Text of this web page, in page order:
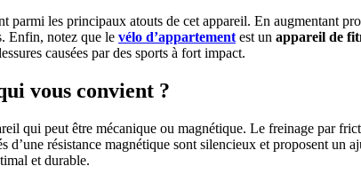
parmi les principaux atouts de cet appareil. En augmentant
Enfin, notez que le vélo d’appartementest un appareil de
causées par des sports à fort impact.
vous convient ?
qui peut être mécanique ou magnétique. Le freinage par
d’une résistance magnétique sont silencieux et proposent un
et durable.